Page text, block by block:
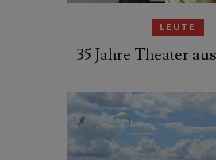
LEUTE
35 Jahre Theater